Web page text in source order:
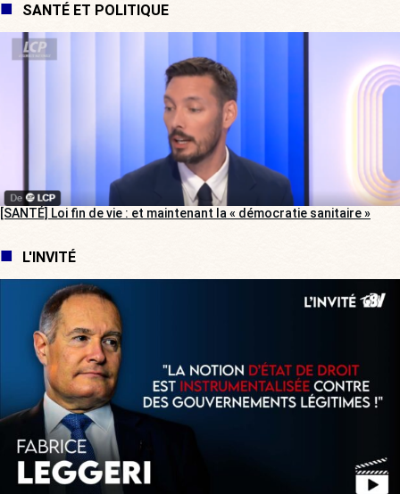
SANTÉ ET POLITIQUE
[SANTÉ] Loi fin de vie : et maintenant la « démocratie sanitaire »
L'INVITÉ